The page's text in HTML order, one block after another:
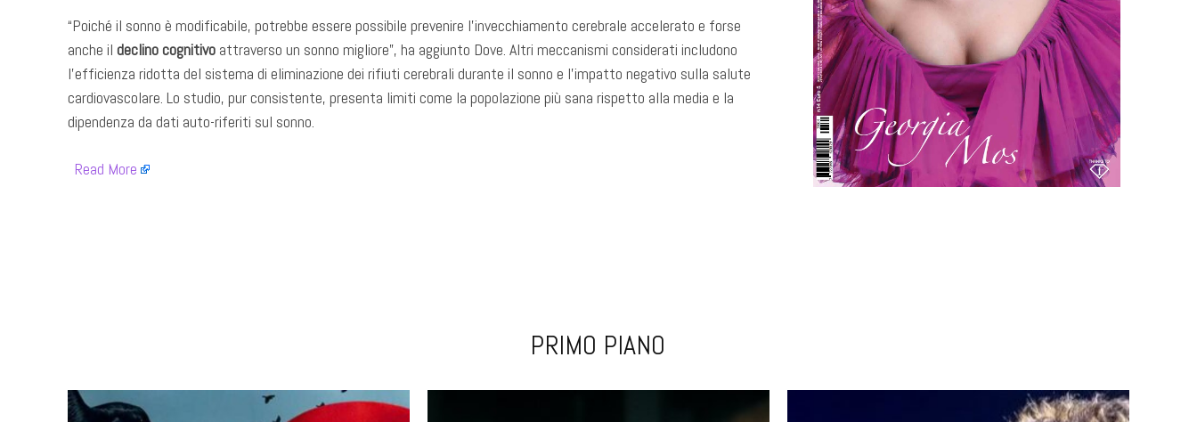
“Poiché il sonno è modificabile, potrebbe essere possibile prevenire l’invecchiamento cerebrale accelerato e forse
anche il declino cognitivo attraverso un sonno migliore”, ha aggiunto Dove. Altri meccanismi considerati includono
l’efficienza ridotta del sistema di eliminazione dei rifiuti cerebrali durante il sonno e l’impatto negativo sulla salute
cardiovascolare. Lo studio, pur consistente, presenta limiti come la popolazione più sana rispetto alla media e la
dipendenza da dati auto-riferiti sul sonno.
Read More
PRIMO PIANO